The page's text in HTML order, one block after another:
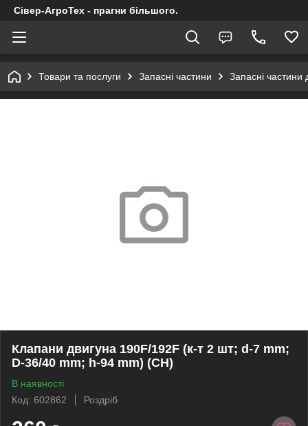
Сівер-АгроТех - прагни більшого.
Товари та послуги Запасні частини Запасні частини
Клапани двигуна 190F/192F (к-т 2 шт; d-7 mm;
D-36/40 mm; h-94 mm) (СН)
В наявності
Код: 602862
Роздріб